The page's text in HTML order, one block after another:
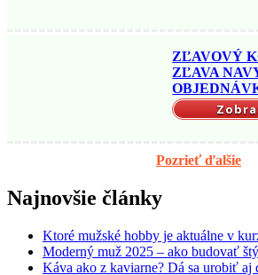
ZĽAVOVÝ
ZĽAVA
Pozrieť ďalšie
Najnovšie články
Ktoré mužské hobby je aktuálne v
Moderný muž 2025 – ako budovať
Káva ako z kaviarne? Dá sa urobiť aj